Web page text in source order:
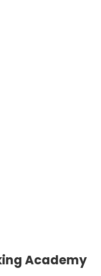
Academy